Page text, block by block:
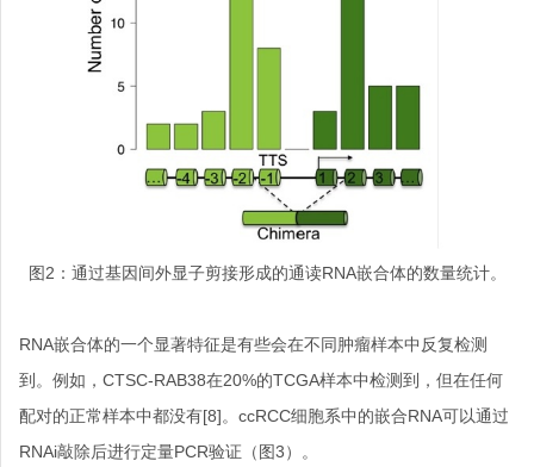
图2 ： 通过基因间外显子剪接形成的通读RNA嵌合体的数量统计。
RNA嵌合体的一个显著特征是有些会在不同肿瘤样本中反复检测
到。例如， CTSC-RAB38在20%的TCGA样本中检测到，但在任何
配对的正常样本中都没有[8]。 ccRCC细胞系中的嵌合RNA可以通过
RNAi敲除后进行定量PCR验证（图3）。